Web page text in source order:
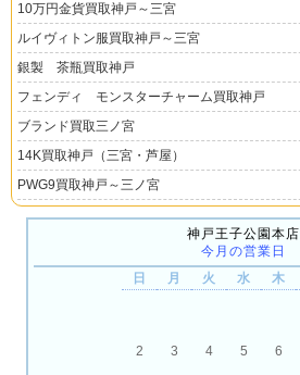
10万円金貨買取神戸～三宮
ルイヴィトン服買取神戸～三宮
銀製 茶瓶買取神戸
フェンディ モンスターチャーム買取神戸
ブランド買取三ノ宮
14K買取神戸（三宮・芦屋）
PWG9買取神戸～三ノ宮
神戸王子公園本店
今月の営業日
日
月 火 水 木
2 3 4 5 6